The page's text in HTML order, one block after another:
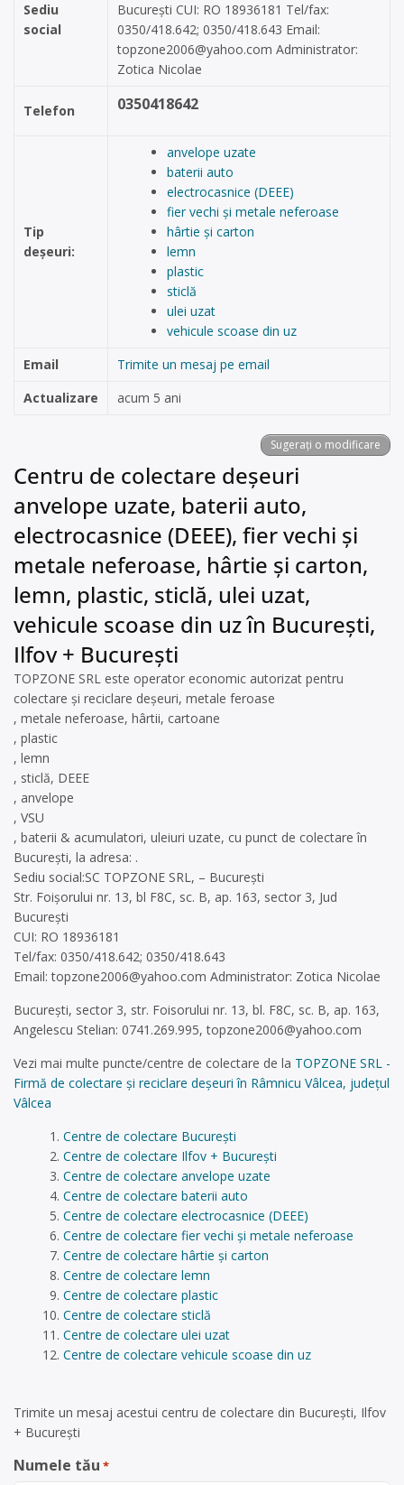
Sediu
social
București CUI: RO 18936181 Tel/fax:
0350/418.642; 0350/418.643 Email:
topzone2006@yahoo.com Administrator:
Zotica Nicolae
Telefon 0350418642
Tip
deșeuri:
anvelope uzate
baterii auto
electrocasnice (DEEE)
fier vechi și metale neferoase
hârtie și carton
lemn
plastic
sticlă
ulei uzat
vehicule scoase din uz
Email
Trimite un mesaj pe email
Actualizare
acum 5 ani
Sugerați o modificare
Centru de colectare deșeuri
anvelope uzate, baterii auto,
electrocasnice (DEEE), fier vechi și
metale neferoase, hârtie și carton,
lemn, plastic, sticlă, ulei uzat,
vehicule scoase din uz în București,
Ilfov + București
TOPZONE SRL este operator economic autorizat pentru
colectare și reciclare deșeuri, metale feroase
, metale neferoase, hârtii, cartoane
, plastic
, lemn
, sticlă, DEEE
, anvelope
, VSU
, baterii & acumulatori, uleiuri uzate, cu punct de colectare în
București, la adresa: .
Sediu social:SC TOPZONE SRL, – București
Str. Foișorului nr. 13, bl F8C, sc. B, ap. 163, sector 3, Jud
București
CUI: RO 18936181
Tel/fax: 0350/418.642; 0350/418.643
Email:topzone2006@yahoo.com Administrator: Zotica Nicolae
București, sector 3, str. Foisorului nr. 13, bl. F8C, sc. B, ap. 163,
Angelescu Stelian: 0741.269.995,topzone2006@yahoo.com
Vezi mai multe puncte/centre de colectare de la TOPZONE SRL -
Firmă de colectare și reciclare deșeuri în Râmnicu Vâlcea, județul
Vâlcea
Centre de colectare București
Centre de colectare Ilfov + București
Centre de colectare anvelope uzate
Centre de colectare baterii auto
Centre de colectare electrocasnice (DEEE)
Centre de colectare fier vechi și metale neferoase
Centre de colectare hârtie și carton
Centre de colectare lemn
Centre de colectare plastic
Centre de colectare sticlă
Centre de colectare ulei uzat
Centre de colectare vehicule scoase din uz
Trimite un mesaj acestui centru de colectare din București, Ilfov
+ București
Numele tău *